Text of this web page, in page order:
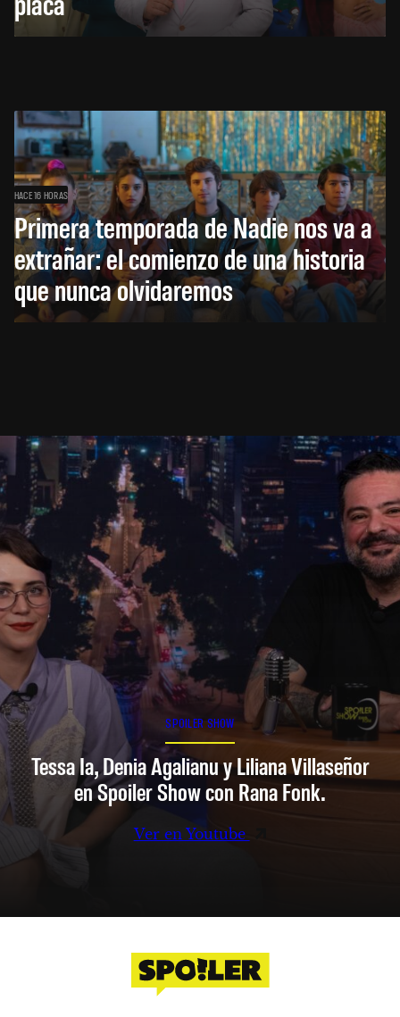
HACE 16 HORAS
Primera temporada de Nadie nos va a
extrañar: el comienzo de una historia
que nunca olvidaremos
SPOILER SHOW
Tessa Ia, Denia Agalianu y Liliana Villaseñor
en Spoiler Show con Rana Fonk.
Ver en Youtube